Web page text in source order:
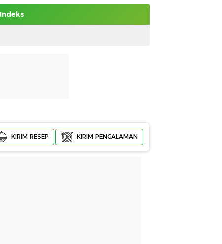
Indeks
KIRIM RESEP KIRIM PENGALAMAN